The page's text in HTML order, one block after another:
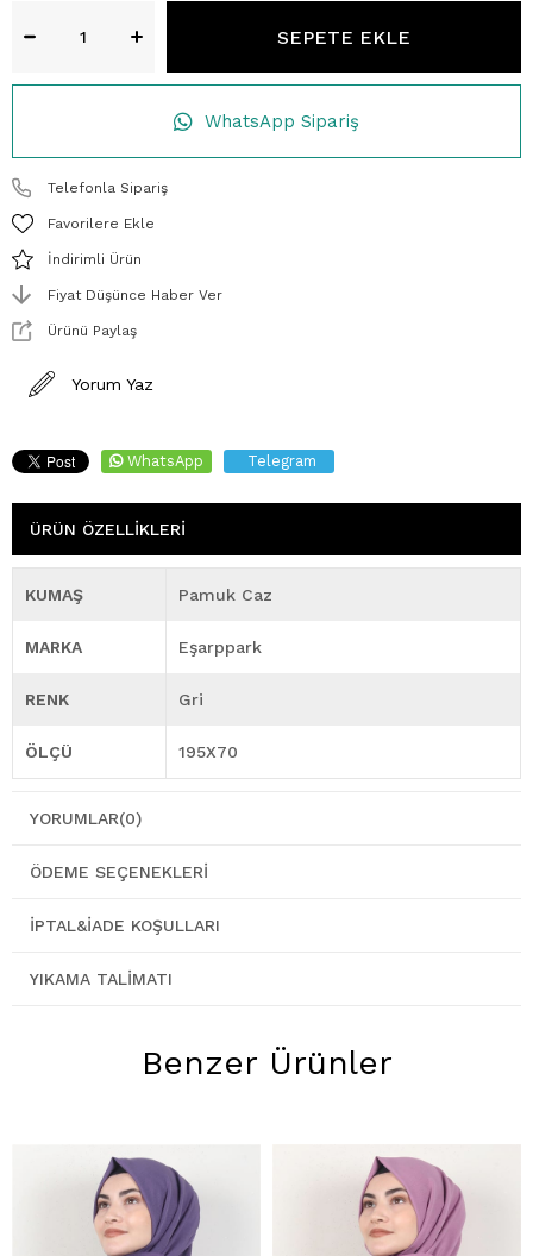
WhatsApp Sipariş
Telefonla Sipariş
Favorilere Ekle
İndirimli Ürün
Fiyat Düşünce Haber Ver
Ürünü Paylaş
Yorum Yaz
WhatsApp Telegram
ÜRÜN ÖZELLIKLERI
KUMAŞ Pamuk Caz
MARKA Eşarppark
RENK Gri
ÖLÇÜ 195X70
YORUMLAR(0)
ÖDEME SEÇENEKLERI
İPTAL&İADE KOŞULLARI
YIKAMA TALIMATI
Benzer Ürünler